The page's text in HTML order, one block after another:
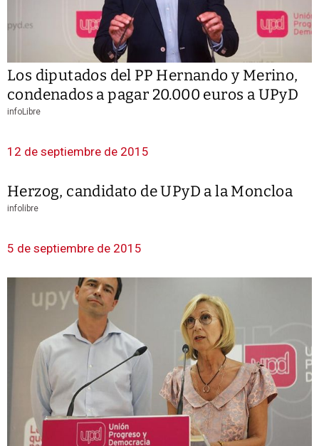
Los diputados del PP Hernando y Merino,
condenados a pagar 20.000 euros a UPyD
infoLibre
12 de septiembre de 2015
Herzog, candidato de UPyD a la Moncloa
infolibre
5 de septiembre de 2015